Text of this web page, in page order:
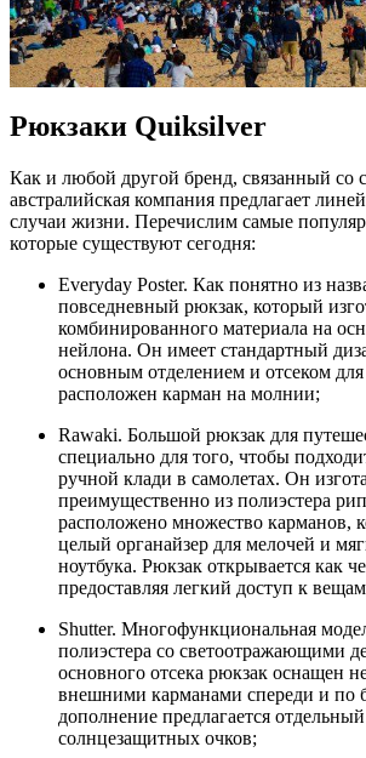
Рюкзаки Quiksilver
Как и любой другой бренд, связанный со
австралийская компания предлагает
случаи жизни. Перечислим самые
которые существуют сегодня:
Everyday Poster. Как понятно из
повседневный рюкзак, который
комбинированного материала на
нейлона. Он имеет стандартный
основным отделением и отсеком
расположен карман на молнии;
Rawaki. Большой рюкзак для
специально для того, чтобы
ручной клади в самолетах. Он
преимущественно из полиэстера
расположено множество карманов,
целый органайзер для мелочей и
ноутбука. Рюкзак открывается как
предоставляя легкий доступ к
Shutter. Многофункциональная
полиэстера со светоотражающими
основного отсека рюкзак оснащен
внешними карманами спереди и по
дополнение предлагается
солнцезащитных очков;